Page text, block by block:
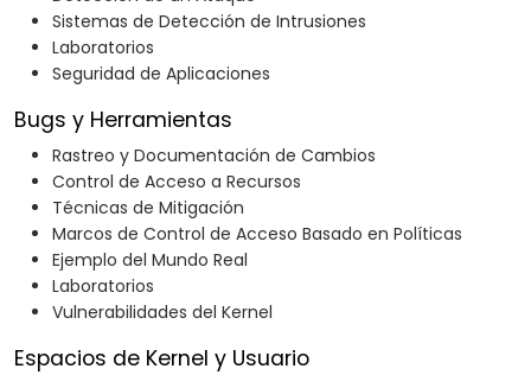
Sistemas de Detección de Intrusiones
Laboratorios
Seguridad de Aplicaciones
Bugs y Herramientas
Rastreo y Documentación de Cambios
Control de Acceso a Recursos
Técnicas de Mitigación
Marcos de Control de Acceso Basado en Políticas
Ejemplo del Mundo Real
Laboratorios
Vulnerabilidades del Kernel
Espacios de Kernel y Usuario